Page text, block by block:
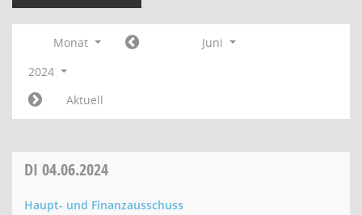
Monat
Juni
2024
Aktuell
DI 04.06.2024
Haupt- und Finanzausschuss